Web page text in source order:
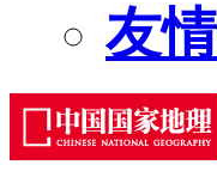
友